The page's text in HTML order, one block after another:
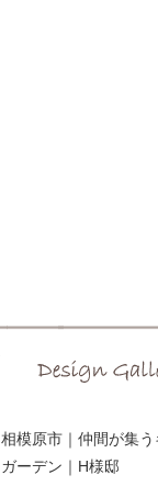
相模原市｜仲間が集
ガーデン｜H様邸